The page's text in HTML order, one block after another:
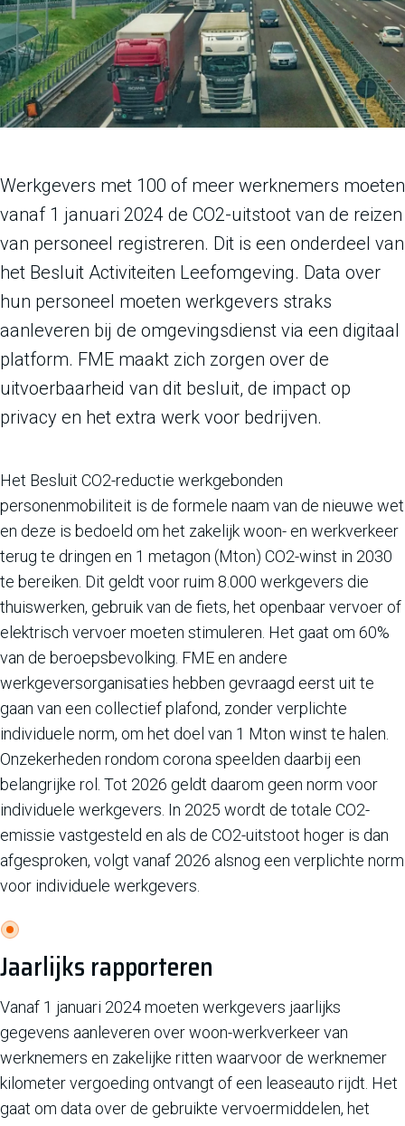
Werkgevers met 100 of meer werknemers moeten
vanaf 1 januari 2024 de CO2-uitstoot van de reizen
van personeel registreren. Dit is een onderdeel van
het Besluit Activiteiten Leefomgeving. Data over
hun personeel moeten werkgevers straks
aanleveren bij de omgevingsdienst via een digitaal
platform. FME maakt zich zorgen over de
uitvoerbaarheid van dit besluit, de impact op
privacy en het extra werk voor bedrijven.
Het Besluit CO2-reductie werkgebonden
personenmobiliteit is de formele naam van de nieuwe wet
en deze is bedoeld om het zakelijk woon- en werkverkeer
terug te dringen en 1 metagon (Mton) CO2-winst in 2030
te bereiken. Dit geldt voor ruim 8.000 werkgevers die
thuiswerken, gebruik van de fiets, het openbaar vervoer of
elektrisch vervoer moeten stimuleren. Het gaat om 60%
van de beroepsbevolking. FME en andere
werkgeversorganisaties hebben gevraagd eerst uit te
gaan van een collectief plafond, zonder verplichte
individuele norm, om het doel van 1 Mton winst te halen.
Onzekerheden rondom corona speelden daarbij een
belangrijke rol. Tot 2026 geldt daarom geen norm voor
individuele werkgevers. In 2025 wordt de totale CO2-
emissie vastgesteld en als de CO2-uitstoot hoger is dan
afgesproken, volgt vanaf 2026 alsnog een verplichte norm
voor individuele werkgevers.
Jaarlijks rapporteren
Vanaf 1 januari 2024 moeten werkgevers jaarlijks
gegevens aanleveren over woon-werkverkeer van
werknemers en zakelijke ritten waarvoor de werknemer
kilometer vergoeding ontvangt of een leaseauto rijdt. Het
gaat om data over de gebruikte vervoermiddelen, het